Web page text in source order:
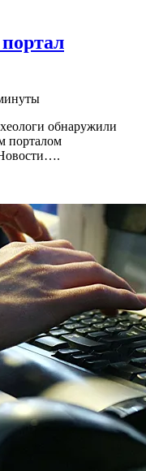
обнаружили
порталом